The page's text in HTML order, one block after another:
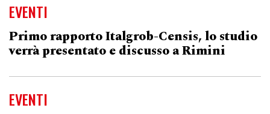
EVENTI
Primo rapporto Italgrob-Censis, lo studio
verrà presentato e discusso a Rimini
EVENTI